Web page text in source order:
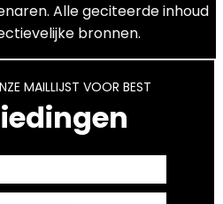
Alle geciteerde inhoud
bronnen.
MAILLIJST VOOR BEST